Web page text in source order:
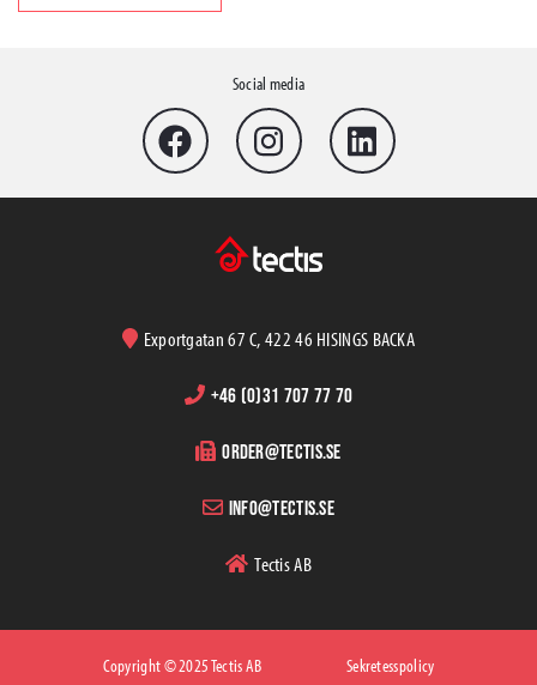
Social media
Exportgatan 67 C, 422 46 HISINGS BACKA
+46 (0)31 707 77 70
order@tectis.se
info@tectis.se
Tectis AB
Copyright © 2025 Tectis AB Sekretesspolicy